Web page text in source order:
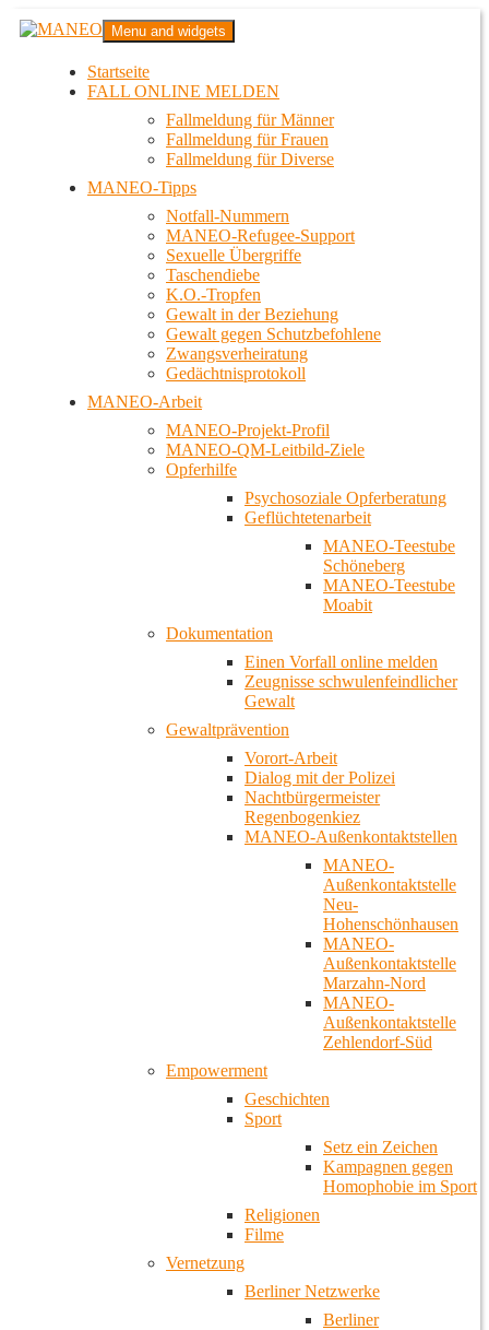
Zum
InhaltMANEO
Das schwule Anti-Gewalt-Projekt in Berlin
Menu and widgets
Startseite
FALL ONLINE MELDEN
Fallmeldung für Männer
Fallmeldung für Frauen
Fallmeldung für Diverse
MANEO-Tipps
Notfall-Nummern
MANEO-Refugee-Support
Sexuelle Übergriffe
Taschendiebe
K.O.-Tropfen
Gewalt in der Beziehung
Gewalt gegen Schutzbefohlene
Zwangsverheiratung
Gedächtnisprotokoll
MANEO-Arbeit
MANEO-Projekt-Profil
MANEO-QM-Leitbild-Ziele
Opferhilfe
Psychosoziale Opferberatung
Geflüchtetenarbeit
MANEO-Teestube
Schöneberg
MANEO-Teestube
Moabit
Dokumentation
Einen Vorfall online melden
Zeugnisse schwulenfeindlicher
Gewalt
Gewaltprävention
Vorort-Arbeit
Dialog mit der Polizei
Nachtbürgermeister
Regenbogenkiez
MANEO-Außenkontaktstellen
MANEO-
Außenkontaktstelle
Neu-
Hohenschönhausen
MANEO-
Außenkontaktstelle
Marzahn-Nord
MANEO-
Außenkontaktstelle
Zehlendorf-Süd
Empowerment
Geschichten
Sport
Setz ein Zeichen
Kampagnen gegen
Homophobie im Sport
Religionen
Filme
Vernetzung
Berliner Netzwerke
Berliner